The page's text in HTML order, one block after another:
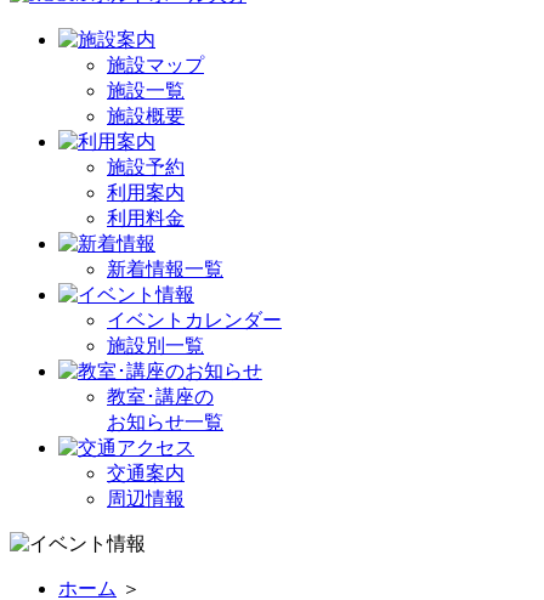
施設マップ
施設一覧
施設概要
施設予約
利用案内
利用料金
新着情報一覧
イベントカレンダー
施設別一覧
教室･講座の
お知らせ一覧
交通案内
周辺情報
ホーム ＞